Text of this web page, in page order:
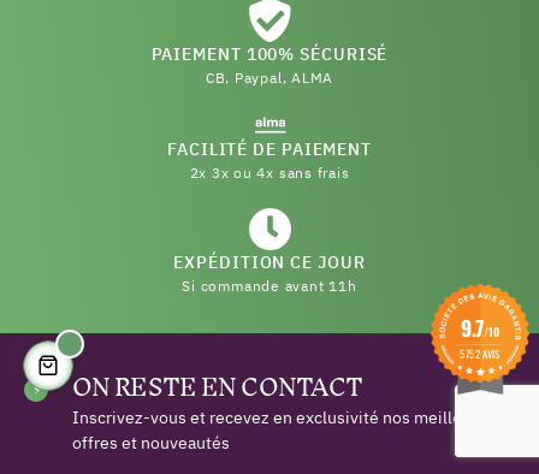
PAIEMENT 100% SÉCURISÉ
CB, Paypal, ALMA
FACILITÉ DE PAIEMENT
2x 3x ou 4x sans frais
EXPÉDITION CE JOUR
Si commande avant 11h
ON RESTE EN CONTACT
Inscrivez-vous et recevez en exclusivité nos meilleures
offres et nouveautés
9.7/10
5752 AVIS